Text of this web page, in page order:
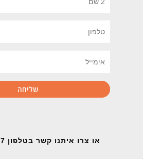
או צרו איתנו קשר בטלפון 054-4635797